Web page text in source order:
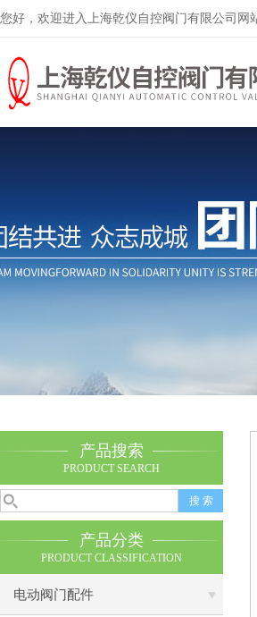
您好，欢迎进入上海乾仪自控阀门有限公司网
产品搜索
PRODUCT SEARCH
产品分类
PRODUCT CLASSIFICATION
电动阀门配件